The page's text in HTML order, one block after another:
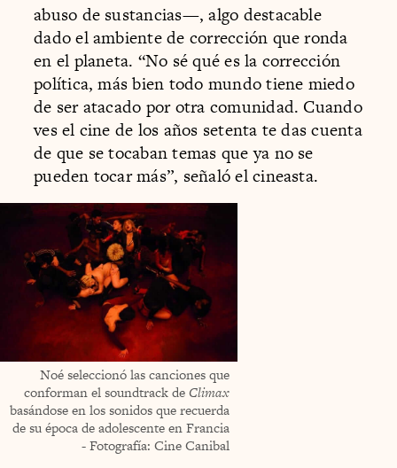
abuso de sustancias—, algo destacable
dado el ambiente de corrección que ronda
en el planeta. “No sé qué es la corrección
política, más bien todo mundo tiene miedo
de ser atacado por otra comunidad. Cuando
ves el cine de los años setenta te das cuenta
de que se tocaban temas que ya no se
pueden tocar más”, señaló el cineasta.
Noé seleccionó las canciones que
conforman el soundtrack deClimax
basándose en los sonidos que recuerda
de su época de adolescente en Francia
- Fotografía: Cine Canibal